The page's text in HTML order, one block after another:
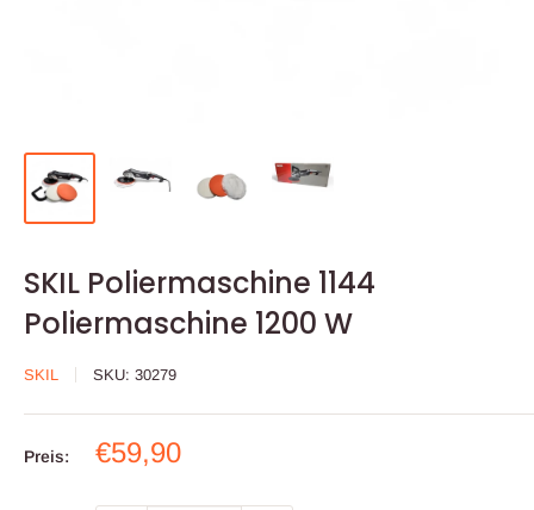
SKIL Poliermaschine 1144
Poliermaschine 1200 W
SKIL SKU: 30279
Preis: Sonderpreis
€59,90